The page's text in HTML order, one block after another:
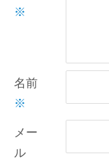
※
名前
※
メー
ル